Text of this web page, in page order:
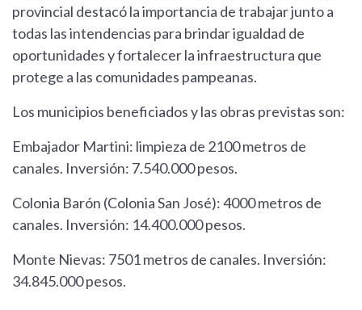
provincial destacó la importancia de trabajar junto a
todas las intendencias para brindar igualdad de
oportunidades y fortalecer la infraestructura que
protege a las comunidades pampeanas.
Los municipios beneficiados y las obras previstas son:
Embajador Martini: limpieza de 2100 metros de
canales. Inversión: 7.540.000 pesos.
Colonia Barón (Colonia San José): 4000 metros de
canales. Inversión: 14.400.000 pesos.
Monte Nievas: 7501 metros de canales. Inversión:
34.845.000 pesos.